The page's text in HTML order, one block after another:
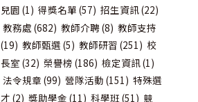
兒園 (1) 得獎名單 (57) 招生資訊(22)
教務處 (682) 教師介聘(8) 教師支持
(19) 教師甄選 (5) 教師研習 (251) 校
長室 (32) 榮譽榜 (186) 檢定資訊(1)
法令規章 (99) 營隊活動 (151) 特殊選
才 (2) 獎助學金 (11) 科學班 (51) 競